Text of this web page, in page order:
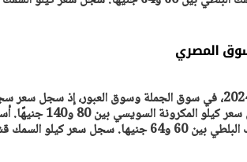
ترصد "أصول مصر" أسعار السمك اليوم الأحد 4 - 8 – 2024، في سوق الجملة وسوق العبور، إذ سجل
سعر كيلو السمك البلطي بين 60 و64 جنيها، فيما سجل سعر كيلو المكرونة
واسع.. والبترول: مصر تعزز
بوصفها مركزًا إقليميًّا
30 مارس 2026 03:59 م